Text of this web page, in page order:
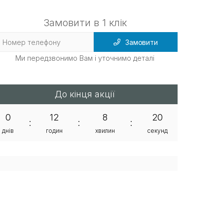
Замовити в 1 клік
Замовити
Ми передзвонимо Вам і уточнимо деталі
До кінця акції
0
днів
:
12
годин
:
8
хвилин
:
20
секунд